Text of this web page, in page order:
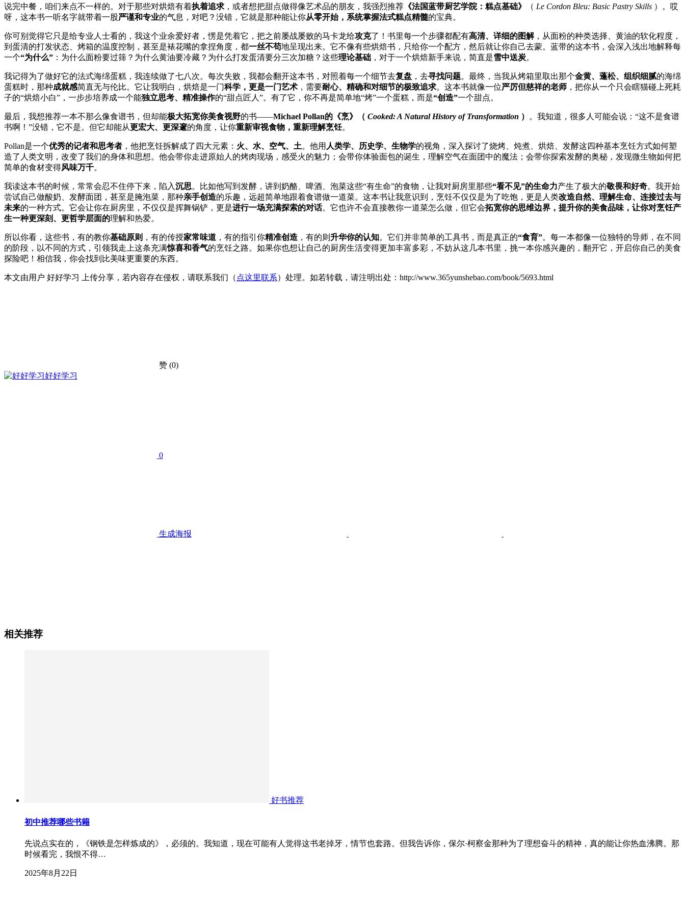
说完中餐，咱们来点不一样的。对于那些对烘焙有着执着追求 ，或者想把甜点做得像艺术品的朋友，我强烈推荐 《法国蓝带厨艺学院：糕点基础》 （ Le Cordon Bleu: Basic Pastry Skills ）。哎
呀，这本书一听名字就带着一股严谨和专业的气息，对吧？没错，它就是那种能让你从零开始，系统掌握法式糕点精髓的宝典。
你可别觉得它只是给专业人士看的，我这个业余爱好者，愣是凭着它，把之前屡战屡败的马卡龙给攻克了！书里每一个步骤都配有高清、详细的图解，从面粉的种类选择、黄油的软化程度，
到蛋清的打发状态、烤箱的温度控制，甚至是裱花嘴的拿捏角度，都一丝不苟地呈现出来。它不像有些烘焙书，只给你一个配方，然后就让你自己去蒙。蓝带的这本书，会深入浅出地解释每
一个“为什么” ：为什么面粉要过筛？为什么黄油要冷藏？为什么打发蛋清要分三次加糖？这些理论基础 ，对于一个烘焙新手来说，简直是雪中送炭。
我记得为了做好它的法式海绵蛋糕，我连续做了七八次。每次失败，我都会翻开这本书，对照着每一个细节去复盘 ，去寻找问题。最终，当我从烤箱里取出那个金黄、蓬松、组织细腻的海绵
蛋糕时，那种成就感简直无与伦比。它让我明白，烘焙是一门科学，更是一门艺术 ，需要耐心、精确和对细节的极致追求。这本书就像一位严厉但慈祥的老师 ，把你从一个只会瞎猫碰上死耗
子的“烘焙小白”，一步步培养成一个能独立思考、精准操作的“甜点匠人”。有了它，你不再是简单地“烤”一个蛋糕，而是“创造”一个甜点。
最后，我想推荐一本不那么像食谱书，但却能极大拓宽你美食视野的书——Michael Pollan的《烹》（ Cooked: A Natural History of Transformation ）
。我知道，很多人可能会说：“这不是食谱
书啊！”没错，它不是。但它却能从更宏大、更深邃的角度，让你重新审视食物，重新理解烹饪。
Pollan是一个优秀的记者和思考者 ，他把烹饪拆解成了四大元素： 火、水、空气、土。他用 人类学、历史学、生物学的视角，深入探讨了烧烤、炖煮、烘焙、发酵这四种基本烹饪方式如何塑
造了人类文明，改变了我们的身体和思想。他会带你走进原始人的烤肉现场，感受火的魅力；会带你体验面包的诞生，理解空气在面团中的魔法；会带你探索发酵的奥秘，发现微生物如何把
简单的食材变得风味万千。
我读这本书的时候，常常会忍不住停下来，陷入沉思。比如他写到发酵，讲到奶酪、啤酒、泡菜这些“有生命”的食物，让我对厨房里那些“看不见”的生命力产生了极大的敬畏和好奇。我开始
尝试自己做酸奶、发酵面团，甚至是腌泡菜，那种亲手创造的乐趣，远超简单地跟着食谱做一道菜。这本书让我意识到，烹饪不仅仅是为了吃饱，更是人类改造自然、理解生命、连接过去与
未来的一种方式。它会让你在厨房里，不仅仅是挥舞锅铲，更是进行一场充满探索的对话。它也许不会直接教你一道菜怎么做，但它会拓宽你的思维边界，提升你的美食品味，让你对烹饪产
生一种更深刻、更哲学层面的理解和热爱。
所以你看，这些书，有的教你基础原则 ，有的传授家常味道 ，有的指引你精准创造 ，有的则 升华你的认知。它们并非简单的工具书，而是真正的“食育”。每一本都像一位独特的导师，在不同
的阶段，以不同的方式，引领我走上这条充满惊喜和香气的烹饪之路。如果你也想让自己的厨房生活变得更加丰富多彩，不妨从这几本书里，挑一本你感兴趣的，翻开它，开启你自己的美食
探险吧！相信我，你会找到比美味更重要的东西。
本文由用户 好好学习 上传分享，若内容存在侵权，请联系我们（ 点这里联系）处理。如若转载，请注明出处：http://www.365yunshebao.com/book/5693.html
赞 (0)
好好学习
0
生成海报
相关推荐
好书推荐
初中推荐哪些书籍
先说点实在的，《钢铁是怎样炼成的》，必须的。我知道，现在可能有人觉得这书老掉牙，情节也套路。但我告诉你，保尔·柯察金那种为了理想奋斗的精神，真的能让你热血沸腾。那
时候看完，我恨不得…
2025年8月22日